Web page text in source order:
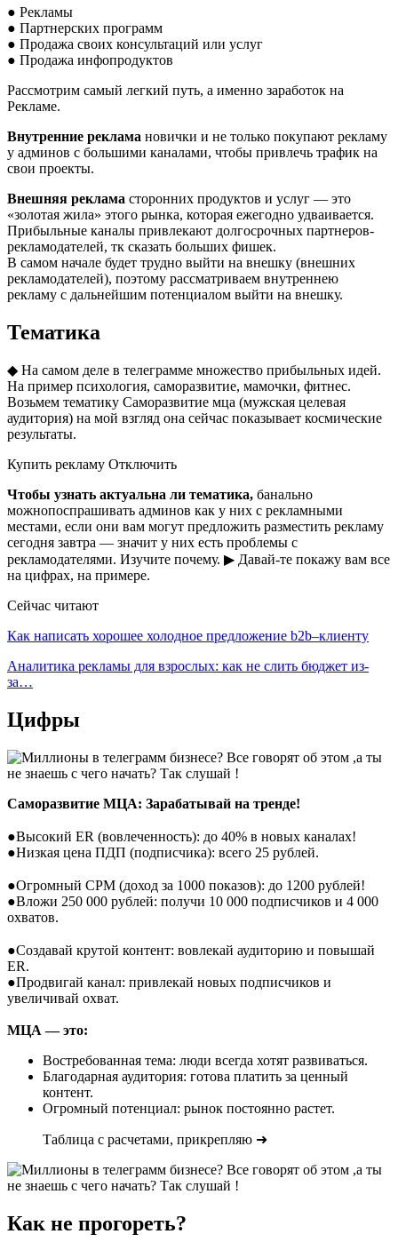
● Рекламы
● Партнерских программ
● Продажа своих консультаций или услуг
● Продажа инфопродуктов
Рассмотрим самый легкий путь, а именно заработок на
Рекламе.
Внутренние реклама новички и не только покупают рекламу
у админов с большими каналами, чтобы привлечь трафик на
свои проекты.
Внешняя реклама сторонних продуктов и услуг — это
«золотая жила» этого рынка, которая ежегодно удваивается.
Прибыльные каналы привлекают долгосрочных партнеров-
рекламодателей, тк сказать больших фишек.
В самом начале будет трудно выйти на внешку (внешних
рекламодателей), поэтому рассматриваем внутреннею
рекламу с дальнейшим потенциалом выйти на внешку.
Тематика
◆ На самом деле в телеграмме множество прибыльных идей.
На пример психология, саморазвитие, мамочки, фитнес.
Возьмем тематику Саморазвитие мца (мужская целевая
аудитория) на мой взгляд она сейчас показывает космические
результаты.
Купить рекламу Отключить
Чтобы узнать актуальна ли тематика, банально
можнопоспрашивать админов как у них с рекламными
местами, если они вам могут предложить разместить рекламу
сегодня завтра — значит у них есть проблемы с
рекламодателями. Изучите почему. ▶ Давай-те покажу вам все
на цифрах, на примере.
Сейчас читают
Как написать хорошее холодное предложение b2b–клиенту
Аналитика рекламы для взрослых: как не слить бюджет из-
за…
Цифры
Саморазвитие МЦА: Зарабатывай на тренде!
●Высокий ER (вовлеченность): до 40% в новых каналах!
●Низкая цена ПДП (подписчика): всего 25 рублей.
●Огромный CPM (доход за 1000 показов): до 1200 рублей!
●Вложи 250 000 рублей: получи 10 000 подписчиков и 4 000
охватов.
●Создавай крутой контент: вовлекай аудиторию и повышай
ER.
●Продвигай канал: привлекай новых подписчиков и
увеличивай охват.
МЦА — это:
Востребованная тема: люди всегда хотят развиваться.
Благодарная аудитория: готова платить за ценный
контент.
Огромный потенциал: рынок постоянно растет.
Таблица с расчетами, прикрепляю ➜
Как не прогореть?